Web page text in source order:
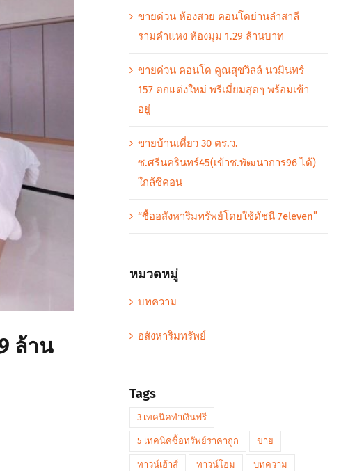
ล้าน
ขายด่วน ห้องสวย คอนโดย่านลำสาลี
รามคำแหง ห้องมุม 1.29 ล้านบาท
ขายด่วน คอนโด คูณสุขวิลล์ นวมินทร์
157 ตกแต่งใหม่ พรีเมี่ยมสุดๆ พร้อมเข้า
อยู่
ขายบ้านเดี่ยว 30 ตร.ว.
ซ.ศรีนครินทร์45(เข้าซ.พัฒนาการ96 ได้)
ใกล้ซีคอน
“ซื้ออสังหาริมทรัพย์โดยใช้ดัชนี 7eleven”
หมวดหมู่
บทความ
อสังหาริมทรัพย์
Tags
3 เทคนิคทำเงินฟรี
5 เทคนิคซื้อทรัพย์ราคาถูก ขาย
ทาวน์เฮ้าส์ ทาวน์โฮม บทความ